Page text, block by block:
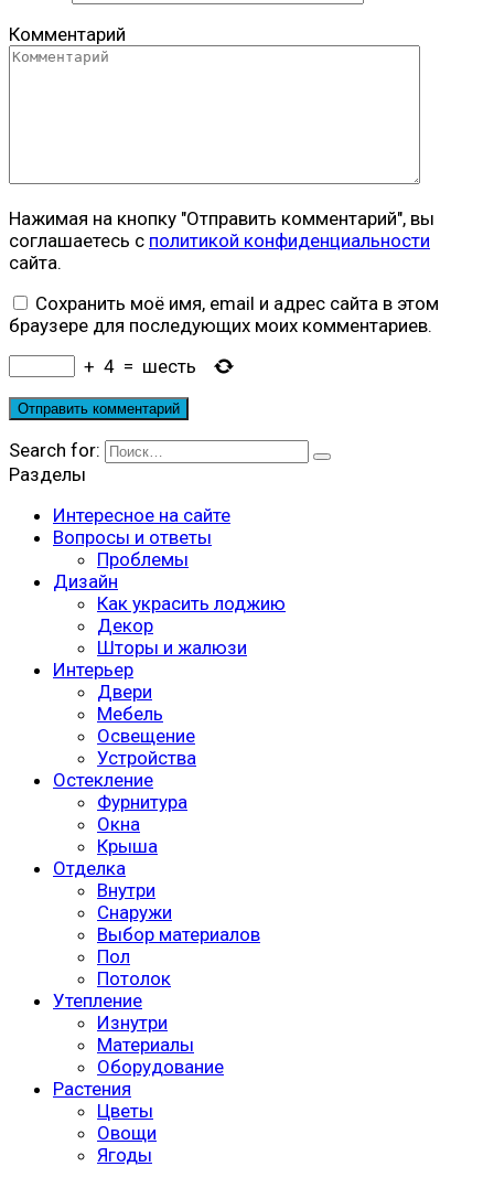
Комментарий
Нажимая на кнопку "Отправить комментарий", вы
соглашаетесь с политикой конфиденциальности
сайта.
Сохранить моё имя, email и адрес сайта в этом
браузере для последующих моих комментариев.
+ 4 = шесть
Search for:
Разделы
Интересное на сайте
Вопросы и ответы
Проблемы
Дизайн
Как украсить лоджию
Декор
Шторы и жалюзи
Интерьер
Двери
Мебель
Освещение
Устройства
Остекление
Фурнитура
Окна
Крыша
Отделка
Внутри
Снаружи
Выбор материалов
Пол
Потолок
Утепление
Изнутри
Материалы
Оборудование
Растения
Цветы
Овощи
Ягоды